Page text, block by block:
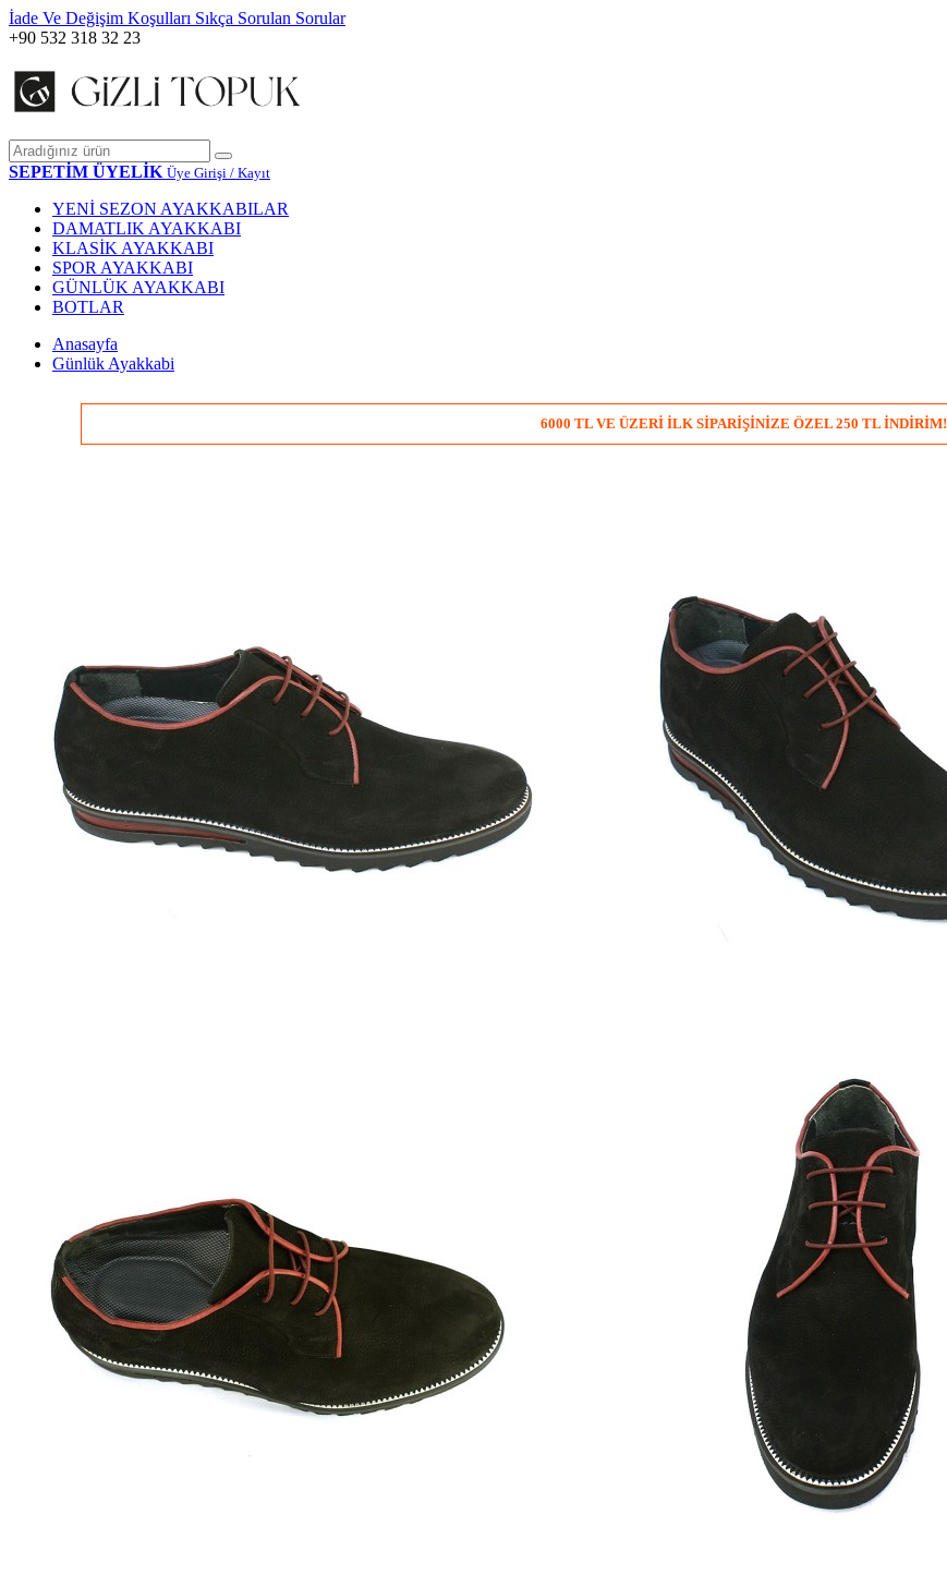
İade Ve Değişim Koşulları Sıkça Sorulan Sorular
+90 532 318 32 23
SEPETİM ÜYELİK Üye Girişi / Kayıt
YENİ SEZON AYAKKABILAR
DAMATLIK AYAKKABI
KLASİK AYAKKABI
SPOR AYAKKABI
GÜNLÜK AYAKKABI
BOTLAR
Anasayfa
Günlük Ayakkabi
6000 TL VE ÜZERİ İLK SİPARİŞİNİZE ÖZEL 250 TL İNDİRİM!